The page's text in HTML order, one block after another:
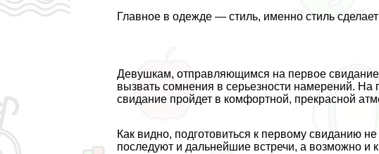
Главное в одежде — стиль, именно стиль
Дeвyшкам, отправляющимся на первое
вызвать сомнения в серьезности намерений. На
свидание пройдет в комфортной, прекрасной
Как видно, подготовиться к первому свиданию
последуют и дальнейшие встречи, а возможно и